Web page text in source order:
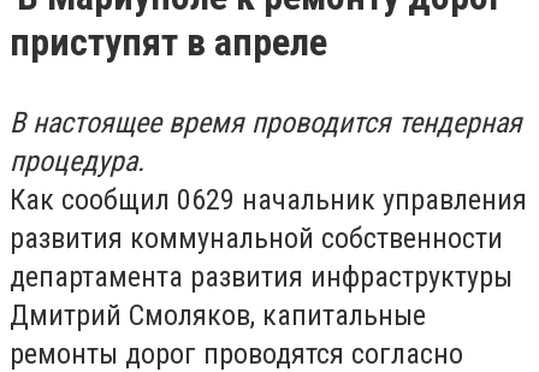
приступят в апреле
В настоящее время проводится тендерная
процедура.
Как сообщил 0629 начальник управления
развития коммунальной собственности
департамента развития инфраструктуры
Дмитрий Смоляков, капитальные
ремонты дорог проводятся согласно